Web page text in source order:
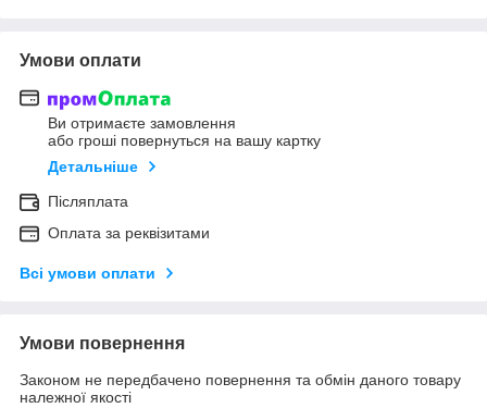
Умови оплати
Ви отримаєте замовлення
або гроші повернуться на вашу картку
Детальніше
Післяплата
Оплата за реквізитами
Всі умови оплати
Умови повернення
Законом не передбачено повернення та обмін даного товару
належної якості